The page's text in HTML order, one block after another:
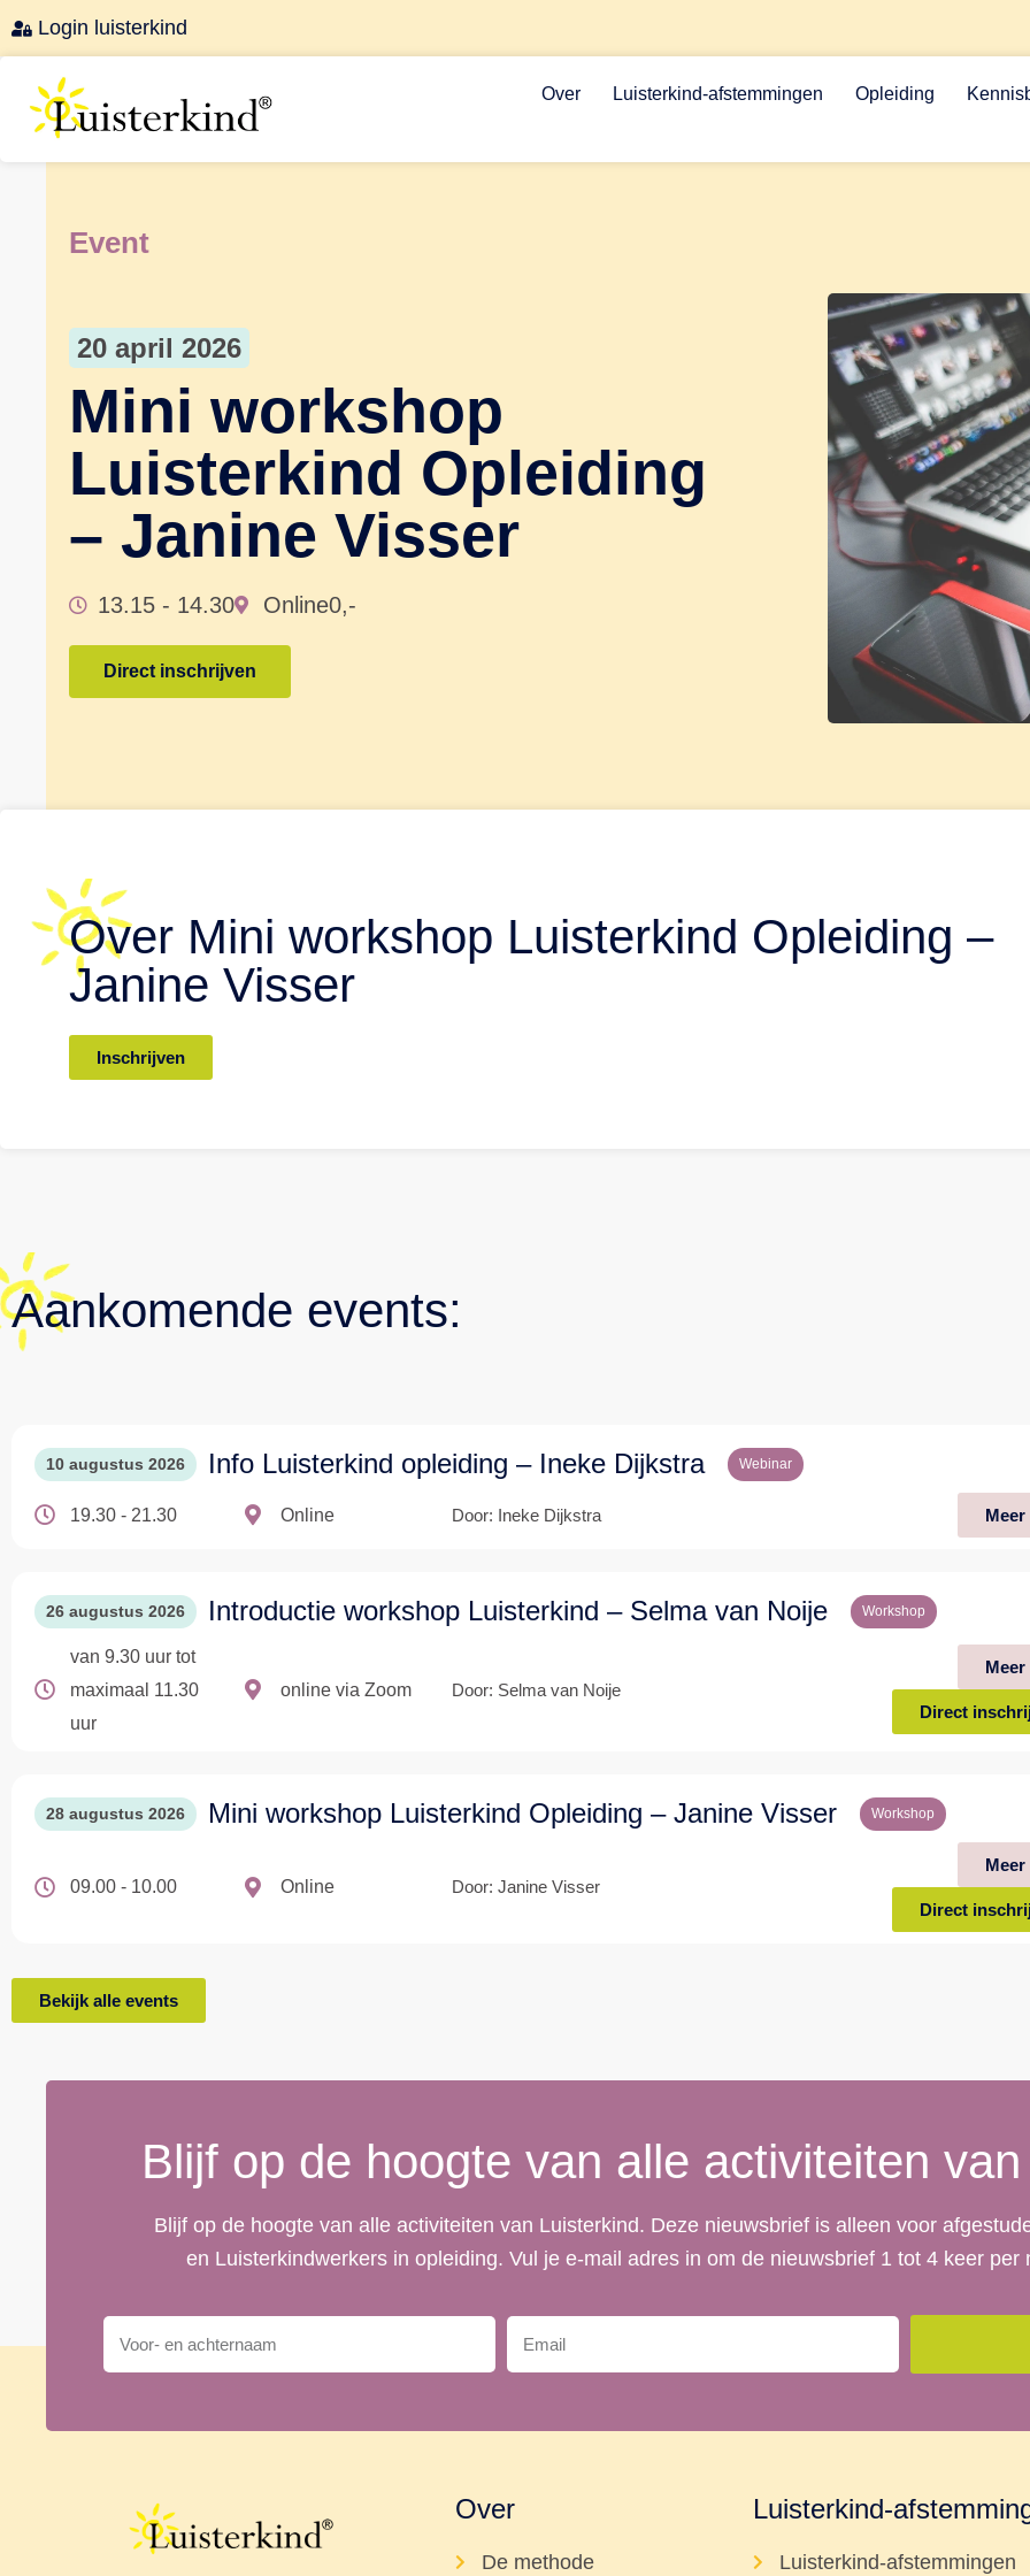
Login luisterkind
Over Luisterkind-afstemmingen Opleiding
Event
20 april 2026
Mini workshop
Luisterkind Opleiding
– Janine Visser
13.15 - 14.30 Online0,-
Direct inschrijven
Over Mini workshop Luisterkind Opleiding –
Janine Visser
Inschrijven
Aankomende events:
10 augustus 2026 Info Luisterkind opleiding – Ineke Dijkstra Webinar
19.30 - 21.30 Online Door: Ineke Dijkstra
26 augustus 2026 Introductie workshop Luisterkind – Selma van Noije Workshop
van 9.30 uur tot
maximaal 11.30
uur
online via Zoom Door: Selma van Noije
Direct
28 augustus 2026 Mini workshop Luisterkind Opleiding – Janine Visser Workshop
09.00 - 10.00 Online Door: Janine Visser
Direct
Bekijk alle events
Blijf op de hoogte van alle activiteiten
Blijf op de hoogte van alle activiteiten van Luisterkind. Deze nieuwsbrief is alleen voor
en Luisterkindwerkers in opleiding. Vul je e-mail adres in om de nieuwsbrief 1 tot 4 keer per
Over
De methode
Luisterkind-
Luisterkind-afstemmingen